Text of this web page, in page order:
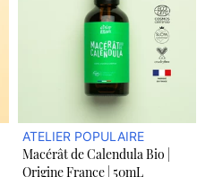
ATELIER POPULAIRE
Macérât de Calendula Bio |
Origine France | 50mL